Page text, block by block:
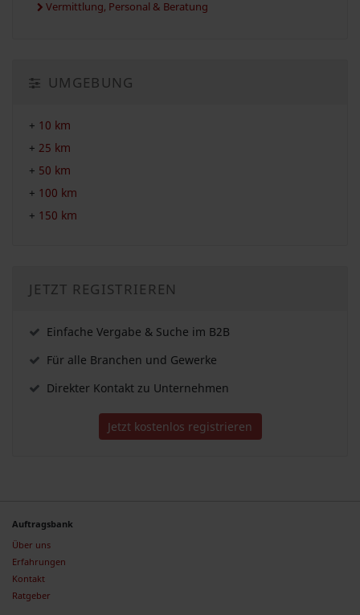
Vermittlung, Personal & Beratung
UMGEBUNG
+ 10 km
+ 25 km
+ 50 km
+ 100 km
+ 150 km
JETZT REGISTRIEREN
Einfache Vergabe & Suche im B2B
Für alle Branchen und Gewerke
Direkter Kontakt zu Unternehmen
Jetzt kostenlos registrieren
Auftragsbank
Über uns
Erfahrungen
Kontakt
Ratgeber